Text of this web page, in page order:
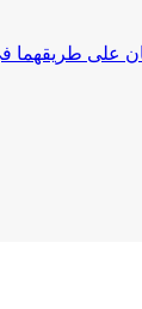
على طريقهما